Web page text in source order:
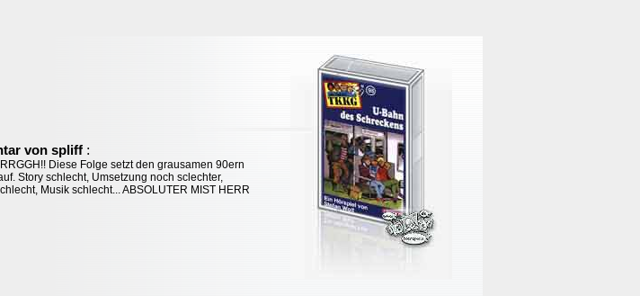
von spliff :
Diese Folge setzt den grausamen 90ern
Story schlecht, Umsetzung noch sclechter,
Musik schlecht... ABSOLUTER MIST HERR